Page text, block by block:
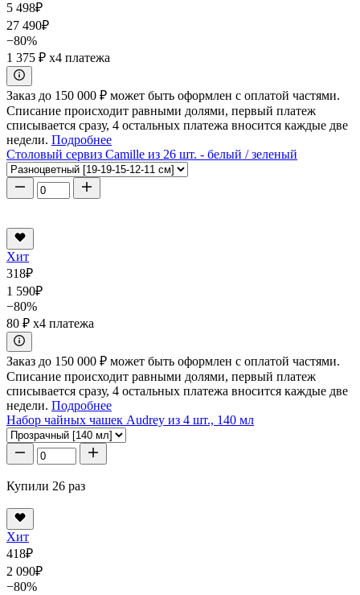
5 498₽
27 490₽
−80%
1 375 ₽ x4 платежа
Заказ до 150 000 ₽ может быть оформлен с оплатой частями.
Списание происходит равными долями, первый платеж
списывается сразу, 4 остальных платежа вносится каждые две
недели. Подробнее
Столовый сервиз Camille из 26 шт. - белый / зеленый
Хит
318₽
1 590₽
−80%
80 ₽ x4 платежа
Заказ до 150 000 ₽ может быть оформлен с оплатой частями.
Списание происходит равными долями, первый платеж
списывается сразу, 4 остальных платежа вносится каждые две
недели. Подробнее
Набор чайных чашек Audrey из 4 шт., 140 мл
Купили 26 раз
Хит
418₽
2 090₽
−80%